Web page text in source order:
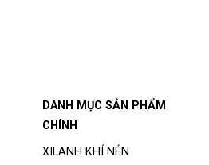
DANH MỤC SẢN PHẨM
CHÍNH
XILANH KHÍ NÉN